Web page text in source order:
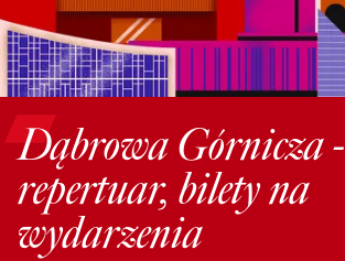
Szukaj
Dąbrowa Górnicza -
repertuar, bilety na
wydarzenia